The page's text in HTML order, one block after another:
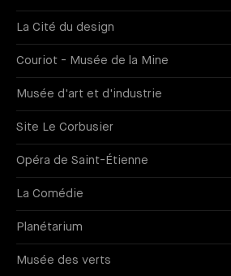
La Cité du design
Couriot - Musée de la Mine
Musée d'art et d'industrie
Site Le Corbusier
Opéra de Saint-Étienne
La Comédie
Planétarium
Musée des verts